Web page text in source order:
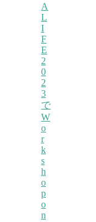
A
L
I
F
E
2
0
2
3
で
W
o
r
k
s
h
o
p
o
n